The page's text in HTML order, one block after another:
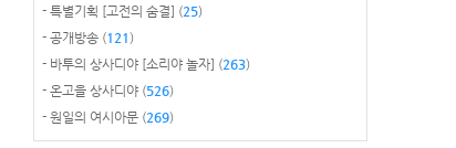
- 특별기획 [고전의 숨결] (25)
- 공개방송 (121)
- 바투의 상사디야 [소리야 놀자] (263)
- 온고을 상사디야 (526)
- 원일의 여시아문 (269)